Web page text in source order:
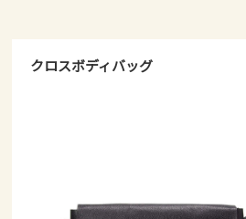
クロスボディバッグ